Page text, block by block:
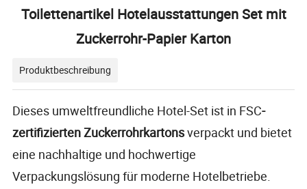
Toilettenartikel Hotelausstattungen Set mit
Zuckerrohr-Papier Karton
Produktbeschreibung
Dieses umweltfreundliche Hotel-Set ist in FSC-
zertifizierten Zuckerrohrkartonsverpackt und bietet
eine nachhaltige und hochwertige
Verpackungslösung für moderne Hotelbetriebe.